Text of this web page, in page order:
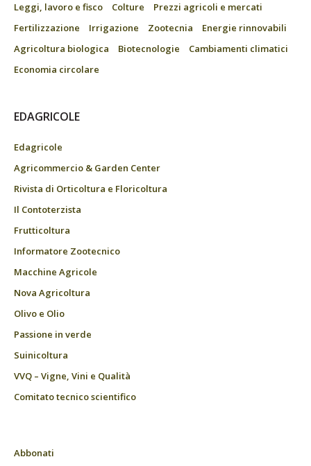
Leggi, lavoro e fisco
Colture
Prezzi agricoli e mercati
Fertilizzazione
Irrigazione Zootecnia
Energie rinnovabili
Agricoltura biologica
Biotecnologie
Cambiamenti climatici
Economia circolare
EDAGRICOLE
Edagricole
Agricommercio & Garden Center
Rivista di Orticoltura e Floricoltura
Il Contoterzista
Frutticoltura
Informatore Zootecnico
Macchine Agricole
Nova Agricoltura
Olivo e Olio
Passione in verde
Suinicoltura
VVQ – Vigne, Vini e Qualità
Comitato tecnico scientifico
Abbonati